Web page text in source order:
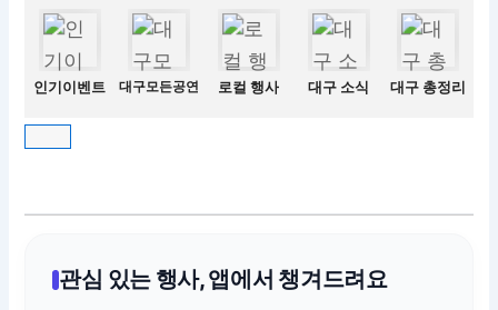
인기이벤트 대구모든공연 로컬 행사 대구 소식 대구 총정리
관심 있는 행사, 앱에서 챙겨드려요